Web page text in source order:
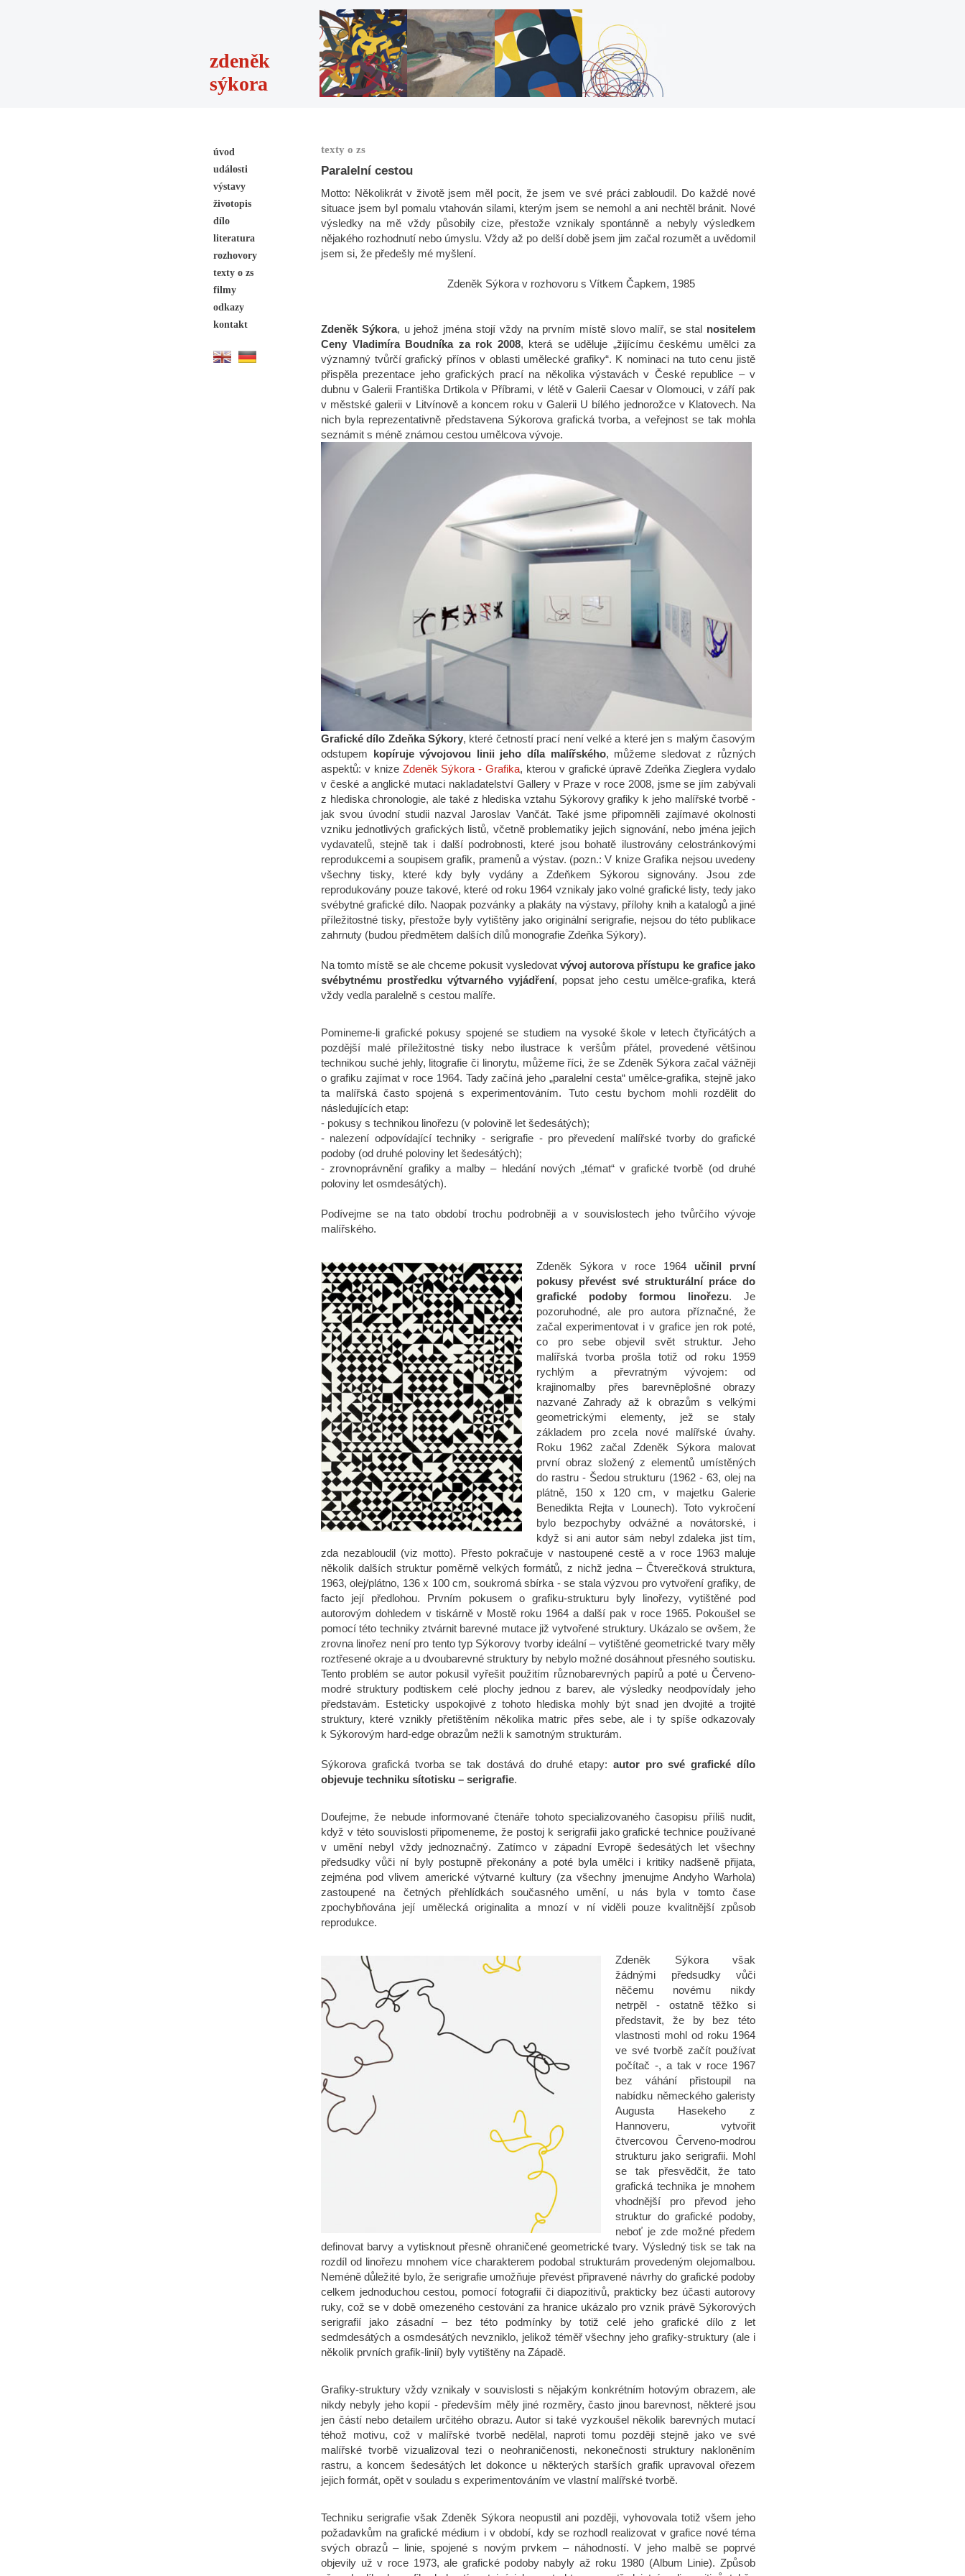
zdeněk
sýkora
úvod
události
výstavy
životopis
dílo
literatura
rozhovory
texty o zs
filmy
odkazy
kontakt
texty o zs
Paralelní cestou
Motto: Několikrát v životě jsem měl pocit, že jsem ve své práci zabloudil. Do každé nové
situace jsem byl pomalu vtahován silami, kterým jsem se nemohl a ani nechtěl bránit. Nové
výsledky na mě vždy působily cize, přestože vznikaly spontánně a nebyly výsledkem
nějakého rozhodnutí nebo úmyslu. Vždy až po delší době jsem jim začal rozumět a uvědomil
jsem si, že předešly mé myšlení.
Zdeněk Sýkora v rozhovoru s Vítkem Čapkem, 1985
Zdeněk Sýkora, u jehož jména stojí vždy na prvním místě slovo malíř, se stal nositelem
Ceny Vladimíra Boudníka za rok 2008, která se uděluje „žijícímu českému umělci za
významný tvůrčí grafický přínos v oblasti umělecké grafiky“. K nominaci na tuto cenu jistě
přispěla prezentace jeho grafických prací na několika výstavách v České republice – v
dubnu v Galerii Františka Drtikola v Příbrami, v létě v Galerii Caesar v Olomouci, v září pak
v městské galerii v Litvínově a koncem roku v Galerii U bílého jednorožce v Klatovech. Na
nich byla reprezentativně představena Sýkorova grafická tvorba, a veřejnost se tak mohla
seznámit s méně známou cestou umělcova vývoje.
Grafické dílo Zdeňka Sýkory, které četností prací není velké a které jen s malým časovým
odstupem kopíruje vývojovou linii jeho díla malířského, můžeme sledovat z různých
aspektů: v knize Zdeněk Sýkora - Grafika, kterou v grafické úpravě Zdeňka Zieglera vydalo
v české a anglické mutaci nakladatelství Gallery v Praze v roce 2008, jsme se jím zabývali
z hlediska chronologie, ale také z hlediska vztahu Sýkorovy grafiky k jeho malířské tvorbě -
jak svou úvodní studii nazval Jaroslav Vančát. Také jsme připomněli zajímavé okolnosti
vzniku jednotlivých grafických listů, včetně problematiky jejich signování, nebo jména jejich
vydavatelů, stejně tak i další podrobnosti, které jsou bohatě ilustrovány celostránkovými
reprodukcemi a soupisem grafik, pramenů a výstav. (pozn.: V knize Grafika nejsou uvedeny
všechny tisky, které kdy byly vydány a Zdeňkem Sýkorou signovány. Jsou zde
reprodukovány pouze takové, které od roku 1964 vznikaly jako volné grafické listy, tedy jako
svébytné grafické dílo. Naopak pozvánky a plakáty na výstavy, přílohy knih a katalogů a jiné
příležitostné tisky, přestože byly vytištěny jako originální serigrafie, nejsou do této publikace
zahrnuty (budou předmětem dalších dílů monografie Zdeňka Sýkory).
Na tomto místě se ale chceme pokusit vysledovat vývoj autorova přístupu ke grafice jako
svébytnému prostředku výtvarného vyjádření, popsat jeho cestu umělce-grafika, která
vždy vedla paralelně s cestou malíře.
Pomineme-li grafické pokusy spojené se studiem na vysoké škole v letech čtyřicátých a
pozdější malé příležitostné tisky nebo ilustrace k veršům přátel, provedené většinou
technikou suché jehly, litografie či linorytu, můžeme říci, že se Zdeněk Sýkora začal vážněji
o grafiku zajímat v roce 1964. Tady začíná jeho „paralelní cesta“ umělce-grafika, stejně jako
ta malířská často spojená s experimentováním. Tuto cestu bychom mohli rozdělit do
následujících etap:
- pokusy s technikou linořezu (v polovině let šedesátých);
- nalezení odpovídající techniky - serigrafie - pro převedení malířské tvorby do grafické
podoby (od druhé poloviny let šedesátých);
- zrovnoprávnění grafiky a malby – hledání nových „témat“ v grafické tvorbě (od druhé
poloviny let osmdesátých).
Podívejme se na tato období trochu podrobněji a v souvislostech jeho tvůrčího vývoje
malířského.
Zdeněk Sýkora v roce 1964 učinil první
pokusy převést své strukturální práce do
grafické podoby formou linořezu. Je
pozoruhodné, ale pro autora příznačné, že
začal experimentovat i v grafice jen rok poté,
co pro sebe objevil svět struktur. Jeho
malířská tvorba prošla totiž od roku 1959
rychlým a převratným vývojem: od
krajinomalby přes barevněplošné obrazy
nazvané Zahrady až k obrazům s velkými
geometrickými elementy, jež se staly
základem pro zcela nové malířské úvahy.
Roku 1962 začal Zdeněk Sýkora malovat
první obraz složený z elementů umístěných
do rastru - Šedou strukturu (1962 - 63, olej na
plátně, 150 x 120 cm, v majetku Galerie
Benedikta Rejta v Lounech). Toto vykročení
bylo bezpochyby odvážné a novátorské, i
když si ani autor sám nebyl zdaleka jist tím,
zda nezabloudil (viz motto). Přesto pokračuje v nastoupené cestě a v roce 1963 maluje
několik dalších struktur poměrně velkých formátů, z nichž jedna – Čtverečková struktura,
1963, olej/plátno, 136 x 100 cm, soukromá sbírka - se stala výzvou pro vytvoření grafiky, de
facto její předlohou. Prvním pokusem o grafiku-strukturu byly linořezy, vytištěné pod
autorovým dohledem v tiskárně v Mostě roku 1964 a další pak v roce 1965. Pokoušel se
pomocí této techniky ztvárnit barevné mutace již vytvořené struktury. Ukázalo se ovšem, že
zrovna linořez není pro tento typ Sýkorovy tvorby ideální – vytištěné geometrické tvary měly
roztřesené okraje a u dvoubarevné struktury by nebylo možné dosáhnout přesného soutisku.
Tento problém se autor pokusil vyřešit použitím různobarevných papírů a poté u Červeno-
modré struktury podtiskem celé plochy jednou z barev, ale výsledky neodpovídaly jeho
představám. Esteticky uspokojivé z tohoto hlediska mohly být snad jen dvojité a trojité
struktury, které vznikly přetištěním několika matric přes sebe, ale i ty spíše odkazovaly
k Sýkorovým hard-edge obrazům nežli k samotným strukturám.
Sýkorova grafická tvorba se tak dostává do druhé etapy: autor pro své grafické dílo
objevuje techniku sítotisku – serigrafie.
Doufejme, že nebude informované čtenáře tohoto specializovaného časopisu příliš nudit,
když v této souvislosti připomeneme, že postoj k serigrafii jako grafické technice používané
v umění nebyl vždy jednoznačný. Zatímco v západní Evropě šedesátých let všechny
předsudky vůči ní byly postupně překonány a poté byla umělci i kritiky nadšeně přijata,
zejména pod vlivem americké výtvarné kultury (za všechny jmenujme Andyho Warhola)
zastoupené na četných přehlídkách současného umění, u nás byla v tomto čase
zpochybňována její umělecká originalita a mnozí v ní viděli pouze kvalitnější způsob
reprodukce.
Zdeněk Sýkora však
žádnými předsudky vůči
něčemu novému nikdy
netrpěl - ostatně těžko si
představit, že by bez této
vlastnosti mohl od roku 1964
ve své tvorbě začít používat
počítač -, a tak v roce 1967
bez váhání přistoupil na
nabídku německého galeristy
Augusta Hasekeho z
Hannoveru, vytvořit
čtvercovou Červeno-modrou
strukturu jako serigrafii. Mohl
se tak přesvědčit, že tato
grafická technika je mnohem
vhodnější pro převod jeho
struktur do grafické podoby,
neboť je zde možné předem
definovat barvy a vytisknout přesně ohraničené geometrické tvary. Výsledný tisk se tak na
rozdíl od linořezu mnohem více charakterem podobal strukturám provedeným olejomalbou.
Neméně důležité bylo, že serigrafie umožňuje převést připravené návrhy do grafické podoby
celkem jednoduchou cestou, pomocí fotografií či diapozitivů, prakticky bez účasti autorovy
ruky, což se v době omezeného cestování za hranice ukázalo pro vznik právě Sýkorových
serigrafií jako zásadní – bez této podmínky by totiž celé jeho grafické dílo z let
sedmdesátých a osmdesátých nevzniklo, jelikož téměř všechny jeho grafiky-struktury (ale i
několik prvních grafik-linií) byly vytištěny na Západě.
Grafiky-struktury vždy vznikaly v souvislosti s nějakým konkrétním hotovým obrazem, ale
nikdy nebyly jeho kopií - především měly jiné rozměry, často jinou barevnost, některé jsou
jen částí nebo detailem určitého obrazu. Autor si také vyzkoušel několik barevných mutací
téhož motivu, což v malířské tvorbě nedělal, naproti tomu později stejně jako ve své
malířské tvorbě vizualizoval tezi o neohraničenosti, nekonečnosti struktury nakloněním
rastru, a koncem šedesátých let dokonce u některých starších grafik upravoval ořezem
jejich formát, opět v souladu s experimentováním ve vlastní malířské tvorbě.
Techniku serigrafie však Zdeněk Sýkora neopustil ani později, vyhovovala totiž všem jeho
požadavkům na grafické médium i v období, kdy se rozhodl realizovat v grafice nové téma
svých obrazů – linie, spojené s novým prvkem – náhodností. V jeho malbě se poprvé
objevily už v roce 1973, ale grafické podoby nabyly až roku 1980 (Album Linie). Způsob